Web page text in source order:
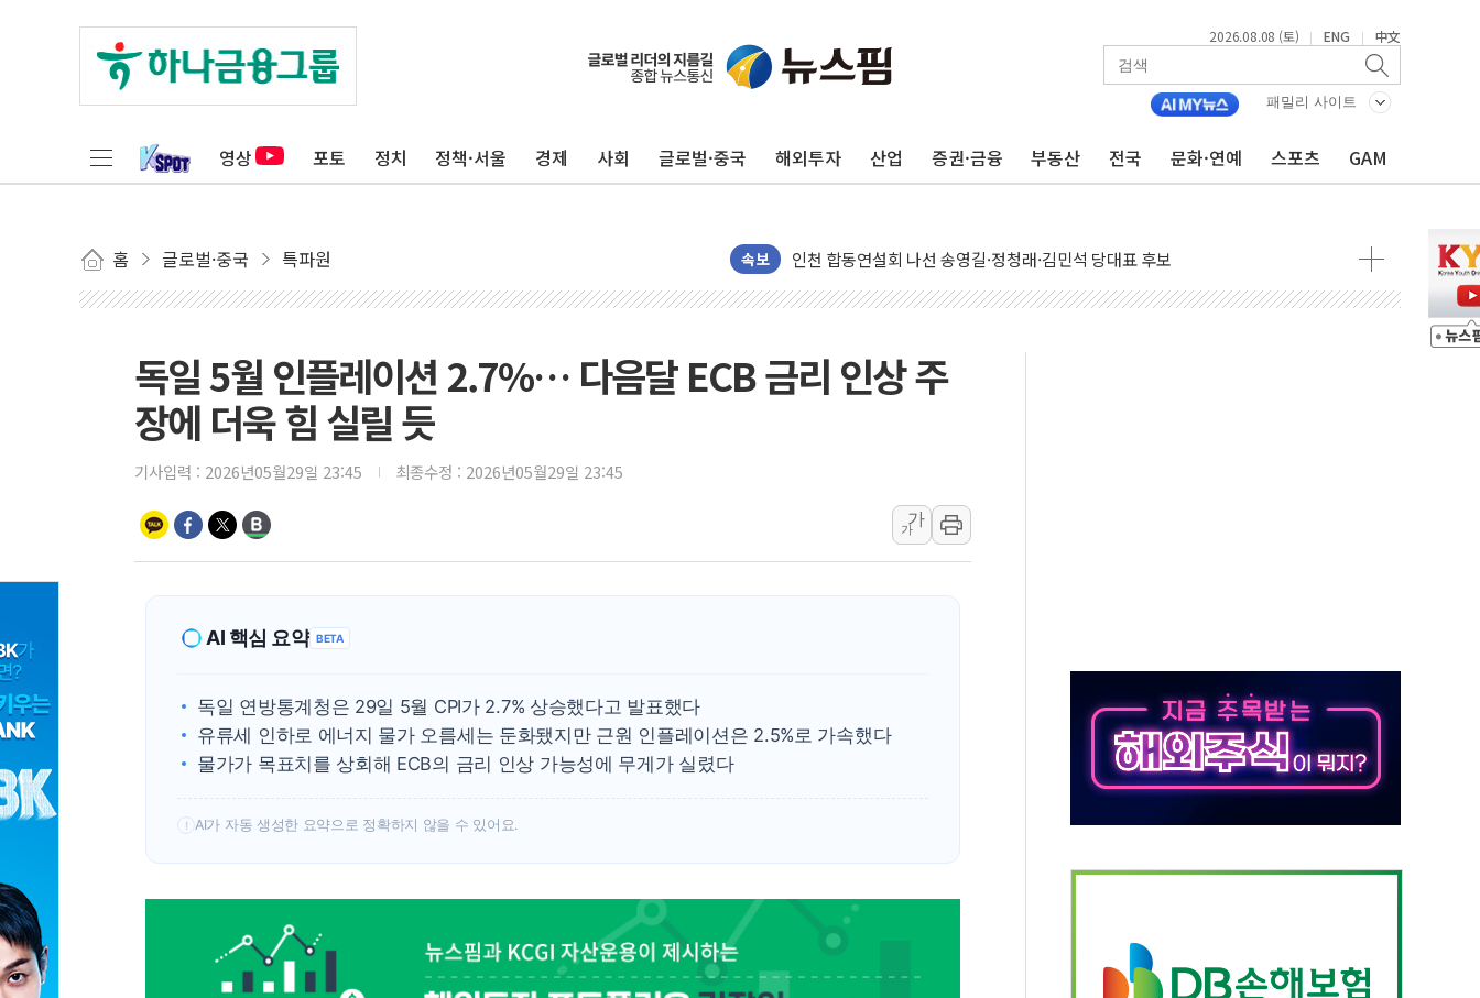
2026.08.08 (토) | ENG | 中文
패밀리 사이트
영상 포토 정치 정책·서울 경제 사회 글로벌·중국 해외투자 산업 증권·금융 부동산 전국 문화·연예 스포츠 GAM
홈 글로벌·중국 특파원 속보
울진·영덕 '호우특보'-포항 '산사태 주의보'...경북도, 호우 피해·통제구간 없어
인천 합동연설회 나선 송영길·정청래·김민석 당대표 후보
인사하는 김민석 당대표 후보
[속보] 민주, 제주·인천 경선 결과 발표...김민석 47.75% 정청래 42.08%
[속보] 민주, 인천 경선 결과 발표...김민석 45.09% 정청래 43.27% 송영길 11.63%
강릉·동해·삼척 시간당 최대 50㎜ 폭우…강원 동해안 강한 비 이어져
폐기물 수거하다 참변…60대 환경미화원 수거차에 치여 사망
추미애, '위안부' 피해자 기림의 날 참석..."국제적 시민 연대로 목소리 내야"
인천 선재도 갯벌서 해루질 중 실종 60대 나흘만에 숨진 채 발견
인천서 말다툼 중 어머니 흉기 살해 10대 아들 체포
'화합' 꺼낸 김민석에 '뻔뻔' 받아친 정청래…제주 연설서 신경전 고조
독일 5월 인플레이션 2.7%… 다음달 ECB 금리 인상 주
장에 더욱 힘 실릴 듯
기사입력 : 2026년05월29일 23:45 최종수정 : 2026년05월29일 23:45
가
가
AI 핵심 요약 BETA
독일 연방통계청은 29일 5월 CPI가 2.7% 상승했다고 발표했다
유류세 인하로 에너지 물가 오름세는 둔화됐지만 근원 인플레이션은 2.5%로 가속했다
물가가 목표치를 상회해 ECB의 금리 인상 가능성에 무게가 실렸다
! AI가 자동 생성한 요약으로 정확하지 않을 수 있어요.